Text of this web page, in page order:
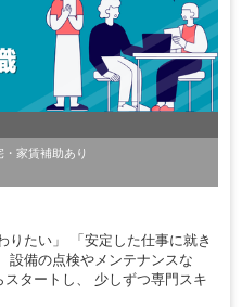
・家賃補助あり
りたい」 「安定した仕事に就き
設備の点検やメンテナンスな
タートし、 少しずつ専門スキ